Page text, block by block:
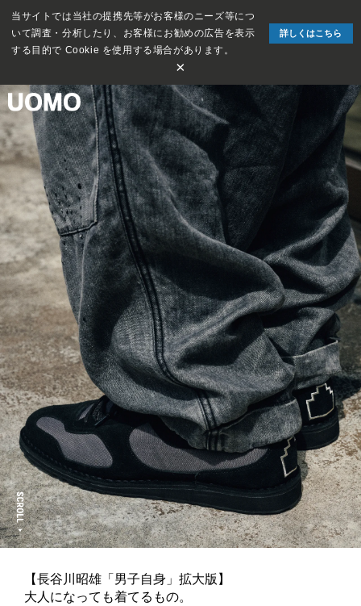
当サイトでは当社の提携先等がお客様のニーズ等につ
いて調査・分析したり、お客様にお勧めの広告を表示
する目的で Cookie を使用する場合があります。
詳しくはこちら
×
【長谷川昭雄「男子自身」拡大版】
大人になっても着てるもの。